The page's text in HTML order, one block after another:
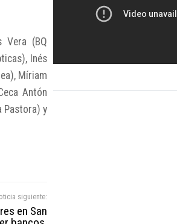
Vera (BQ
Inés
Míriam
Antón
Pastora) y
siguiente:
en San